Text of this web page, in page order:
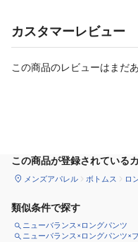
カスタマーレビュー
この商品のレビューはまだ
この商品が登録されている
メンズアパレル ボトムス ロ
類似条件で探す
ニューバランス×ロングパンツ
ニューバランス×ロングパンツ×